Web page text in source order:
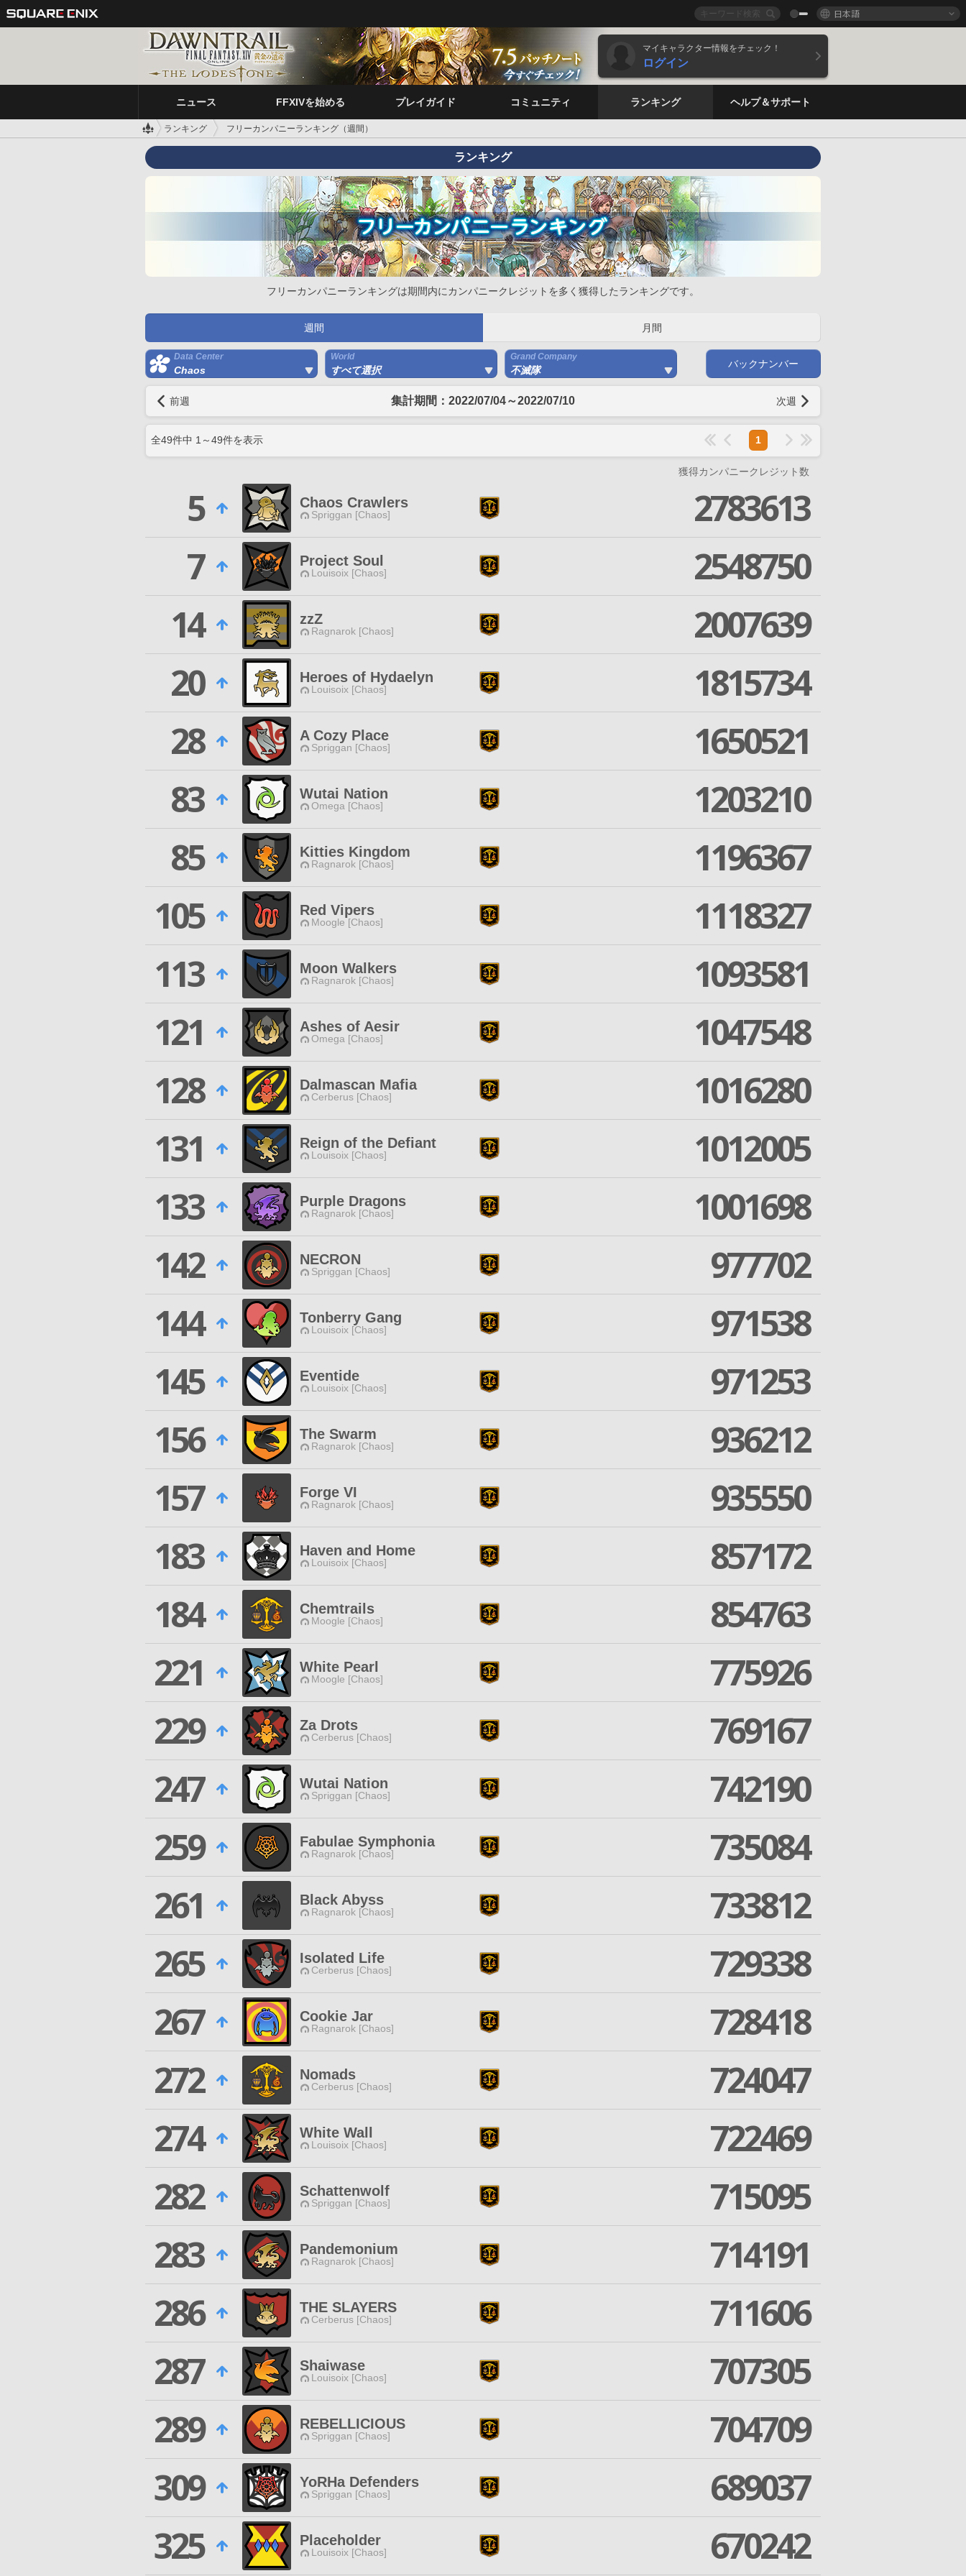
日本語
マイキャラクター情報をチェック！
ログイン
ニュース FFXIVを始める プレイガイド コミュニティ ランキング ヘルプ＆サポート
ランキング フリーカンパニーランキング（週間）
ランキング
フリーカンパニーランキングは期間内にカンパニークレジットを多く獲得したランキングです。
週間 月間
Data Center
Chaos
World
すべて選択
Grand Company
不滅隊
バックナンバー
前週 集計期間：2022/07/04～2022/07/10 次週
全49件中 1 ～49件を表示 1
獲得カンパニークレジット数
5 Chaos Crawlers
Spriggan [Chaos]
2783613
7
Project Soul
Louisoix [Chaos]
2548750
14
zzZ
Ragnarok [Chaos]
2007639
20
Heroes of Hydaelyn
Louisoix [Chaos]
1815734
28
A Cozy Place
Spriggan [Chaos]
1650521
83
Wutai Nation
Omega [Chaos]
1203210
85
Kitties Kingdom
Ragnarok [Chaos]
1196367
105
Red Vipers
Moogle [Chaos]
1118327
113
Moon Walkers
Ragnarok [Chaos]
1093581
121
Ashes of Aesir
Omega [Chaos]
1047548
128
Dalmascan Mafia
Cerberus [Chaos]
1016280
131
Reign of the Defiant
Louisoix [Chaos]
1012005
133
Purple Dragons
Ragnarok [Chaos]
1001698
142
NECRON
Spriggan [Chaos]
977702
144
Tonberry Gang
Louisoix [Chaos]
971538
145
Eventide
Louisoix [Chaos]
971253
156
The Swarm
Ragnarok [Chaos]
936212
157
Forge VI
Ragnarok [Chaos]
935550
183
Haven and Home
Louisoix [Chaos]
857172
184
Chemtrails
Moogle [Chaos]
854763
221
White Pearl
Moogle [Chaos]
775926
229
Za Drots
Cerberus [Chaos]
769167
247
Wutai Nation
Spriggan [Chaos]
742190
259
Fabulae Symphonia
Ragnarok [Chaos]
735084
261
Black Abyss
Ragnarok [Chaos]
733812
265
Isolated Life
Cerberus [Chaos]
729338
267
Cookie Jar
Ragnarok [Chaos]
728418
272
Nomads
Cerberus [Chaos]
724047
274
White Wall
Louisoix [Chaos]
722469
282
Schattenwolf
Spriggan [Chaos]
715095
283
Pandemonium
Ragnarok [Chaos]
714191
286
THE SLAYERS
Cerberus [Chaos]
711606
287
Shaiwase
Louisoix [Chaos]
707305
289
REBELLICIOUS
Spriggan [Chaos]
704709
309
YoRHa Defenders
Spriggan [Chaos]
689037
325
Placeholder
Louisoix [Chaos] 670242